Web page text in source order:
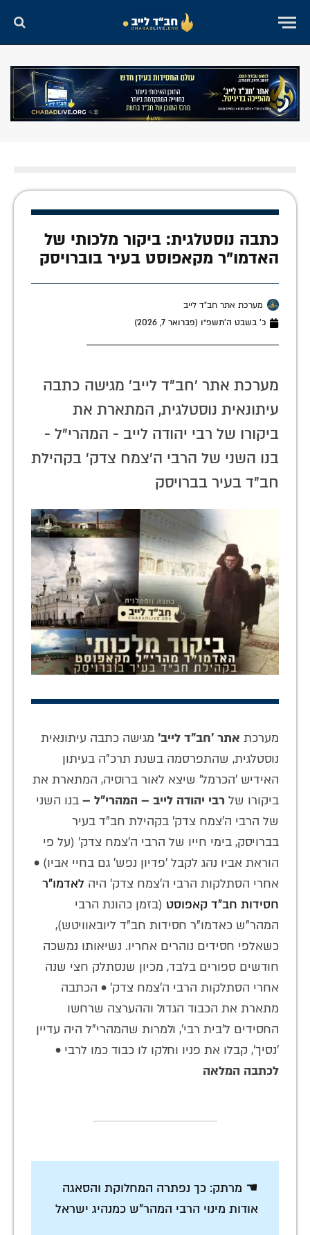
כתבה נוסטלגית: ביקור מלכותי של
האדמו"ר מקאפוסט בעיר בוברויסק
מערכת אתר חב"ד לייב
כ׳ בשבט ה׳תשפ״ו (פברואר 7, 2026)
מערכת אתר 'חב"ד לייב' מגישה כתבה
עיתונאית נוסטלגית, המתארת את
ביקורו של רבי יהודה לייב - המהרי"ל -
בנו השני של הרבי ה'צמח צדק' בקהילת
חב"ד בעיר בברויסק
מערכת אתר 'חב"ד לייב' מגישה כתבה עיתונאית
נוסטלגית, שהתפרסמה בשנת תרכ"ה בעיתון
האידיש 'הכרמל' שיצא לאור ברוסיה, המתארת את
ביקורו של רבי יהודה לייב – המהרי"ל – בנו השני
של הרבי ה'צמח צדק' בקהילת חב"ד בעיר
בברויסק, בימי חייו של הרבי ה'צמח צדק' (על פי
הוראת אביו נהג לקבל 'פדיון נפש' גם בחיי אביו) •
אחרי הסתלקות הרבי ה'צמח צדק' היה לאדמו"ר
חסידות חב"ד קאפוסט (בזמן כהונת הרבי
המהר"ש כאדמו"ר חסידות חב"ד ליובאוויטש),
כשאלפי חסידים נוהרים אחריו. נשיאותו נמשכה
חודשים ספורים בלבד, מכיון שנסתלק חצי שנה
אחרי הסתלקות הרבי ה'צמח צדק' • הכתבה
מתארת את הכבוד הגדול וההערצה שרחשו
החסידים ל'בית רבי', ולמרות שהמהרי"ל היה עדיין
'נסיך', קבלו את פניו וחלקו לו כבוד כמו לרבי •
לכתבה המלאה
☚ מרתק: כך נפתרה המחלוקת והסאגה
אודות מינוי הרבי המהר"ש כמנהיג ישראל